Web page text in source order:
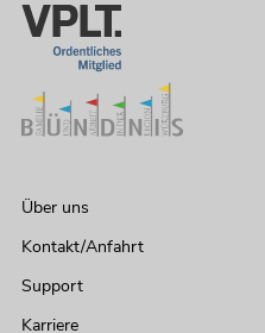
Über uns
Kontakt/Anfahrt
Support
Karriere